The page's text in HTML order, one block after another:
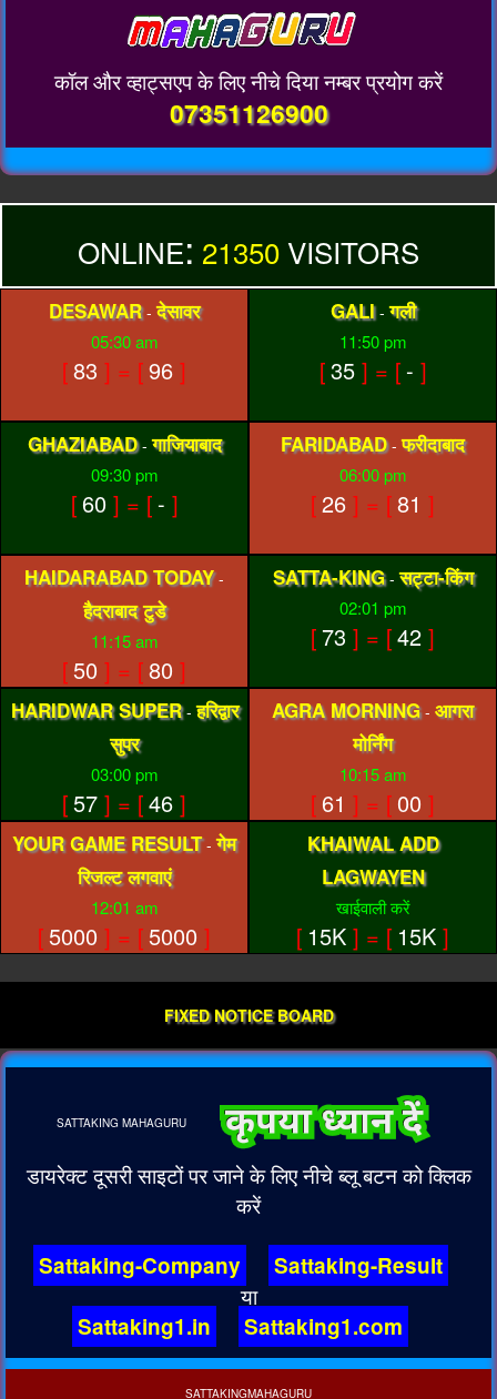
कॉल और व्हाट्सएप के लिए नीचे दिया नम्बर प्रयोग करें
07351126900
ONLINE: 21350 VISITORS
DESAWAR - देसावर
05:30 am
[83 ] = [96 ]
GALI - गली
11:50 pm
[35 ] = [ - ]
GHAZIABAD - गाजियाबाद
09:30 pm
[60 ] = [ - ]
FARIDABAD - फरीदाबाद
06:00 pm
[26 ] = [81 ]
HAIDARABAD TODAY -
हैदराबाद टुडे
11:15 am
[50 ] = [80 ]
SATTA-KING - सट्टा-किंग
02:01 pm
[ 73 ] = [42 ]
HARIDWAR SUPER - हरिद्वार
सुपर
03:00 pm
[57 ] = [46 ]
AGRA MORNING - आगरा
मोर्निंग
10:15 am
[61 ] = [ 00 ]
YOUR GAME RESULT - गेम
रिजल्ट लगवाएं
12:01 am
[5000 ] = [5000 ]
KHAIWAL ADD
LAGWAYEN
खाईवाली करें
[ 15K ] = [ 15K ]
FIXED NOTICE BOARD
SATTAKING MAHAGURU
डायरेक्ट दूसरी साइटों पर जाने के लिए नीचे ब्लू बटन को क्लिक
करें
Sattaking-Company
Sattaking-Result
या
Sattaking1.in
Sattaking1.com
SATTAKINGMAHAGURU